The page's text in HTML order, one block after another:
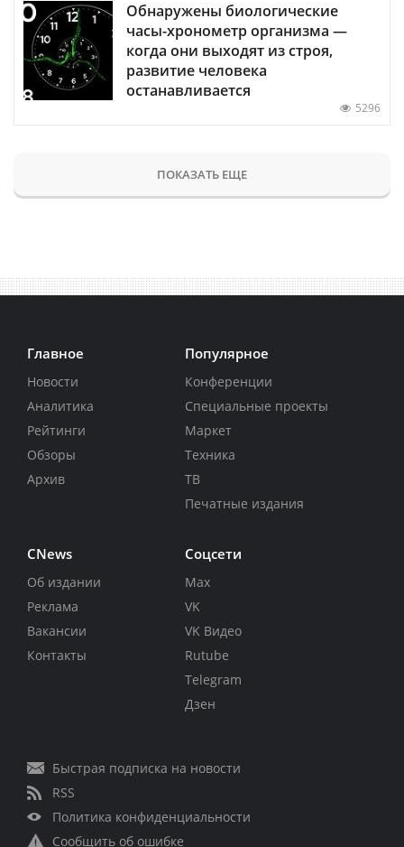
Обнаружены биологические
часы-хронометр организма —
когда они выходят из строя,
развитие человека
останавливается
5296
ПОКАЗАТЬ ЕЩЕ
Главное
Новости
Аналитика
Рейтинги
Обзоры
Архив
Популярное
Конференции
Специальные проекты
Маркет
Техника
ТВ
Печатные издания
CNews
Об издании
Реклама
Вакансии
Контакты
Соцсети
Max
VK
VK Видео
Rutube
Telegram
Дзен
Быстрая подписка на новости
RSS
Политика конфиденциальности
Сообщить об ошибке